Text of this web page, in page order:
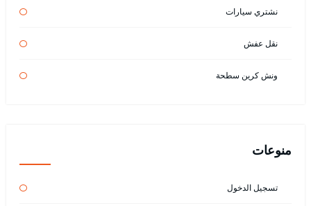
نشتري سيارات
نقل عفش
ونش كرين سطحة
منوعات
تسجيل الدخول